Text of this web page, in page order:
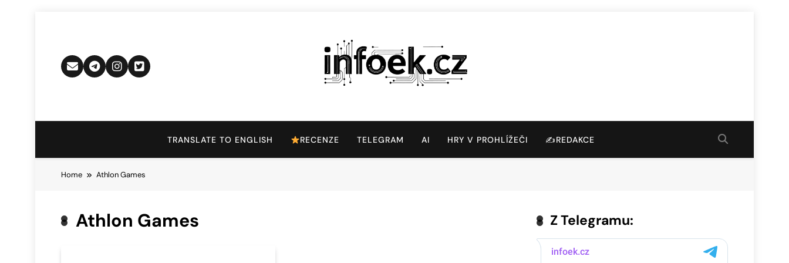
Infoek.cz
TRANSLATE TO ENGLISH RECENZE TELEGRAM AI HRY V PROHLÍŽEČI ✍️REDAKCE
Home Athlon Games
Athlon Games Z Telegramu: